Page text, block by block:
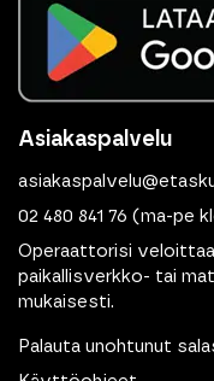
Asiakaspalvelu
02 480 841 76 (ma-pe
Operaattorisi
paikallisverkko- tai
mukaisesti.
Palauta unohtunut